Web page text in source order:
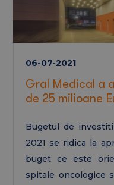
06-07-2021
Gral Medical a
de 25 milioane
Bugetul de
2021 se ridica la
buget ce este
spitale oncologice